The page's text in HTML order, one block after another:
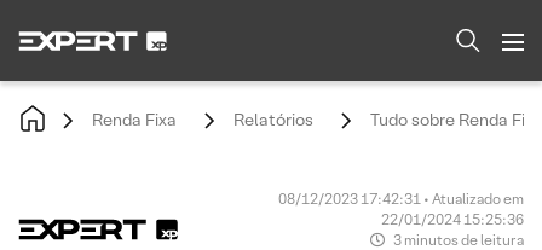
Renda Fixa Relatórios Tudo sobre Renda
08/12/2023 17:42:31 • Atualizado em
22/01/2024 15:25:36
3 minutos de leitura